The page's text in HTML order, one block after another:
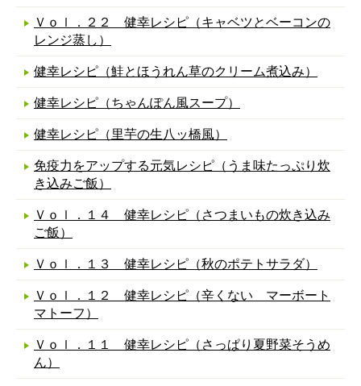
Ｖｏｌ．２２ 健幸レシピ（キャベツとベーコンの
レンジ蒸し）
健幸レシピ（鮭とほうれん草のクリーム煮込み）
健幸レシピ（ちゃんぽん風スープ）
健幸レシピ（里芋の生八ッ橋風）
免疫力をアップする元気レシピ（うま味たっぷり炊
き込みご飯）
Ｖｏｌ．１４ 健幸レシピ（さつまいもの炊き込み
ご飯）
Ｖｏｌ．１３ 健幸レシピ（秋のポテトサラダ）
Ｖｏｌ．１２ 健幸レシピ（辛くない マーボート
マトーフ）
Ｖｏｌ．１１ 健幸レシピ（さっぱり夏野菜そうめ
ん）